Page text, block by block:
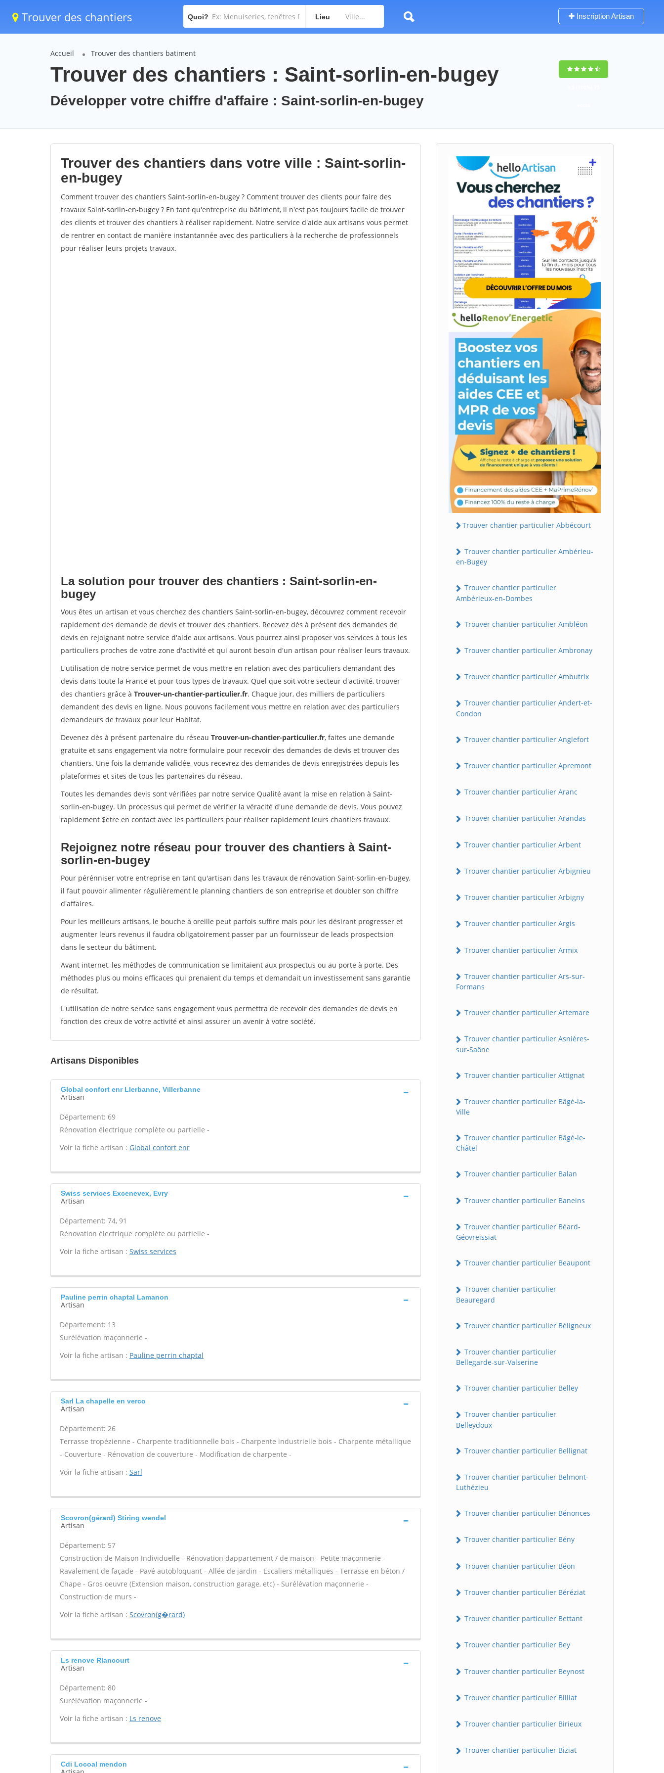
Trouver des chantiers Quoi? Lieu Inscription Artisan
Accueil Trouver des chantiers batiment
Trouver des chantiers : Saint-sorlin-en-bugey
Développer votre chiffre d'affaire : Saint-sorlin-en-bugey
Trouver des chantiers dans votre ville : Saint-sorlin-
en-bugey
Comment trouver des chantiers Saint-sorlin-en-bugey ? Comment trouver des clients pour faire des
travaux Saint-sorlin-en-bugey ? En tant qu'entreprise du bâtiment, il n'est pas toujours facile de trouver
des clients et trouver des chantiers à réaliser rapidement. Notre service d'aide aux artisans vous permet
de rentrer en contact de manière instantannée avec des particuliers à la recherche de professionnels
pour réaliser leurs projets travaux.
La solution pour trouver des chantiers : Saint-sorlin-en-
bugey
Vous êtes un artisan et vous cherchez des chantiers Saint-sorlin-en-bugey, découvrez comment recevoir
rapidement des demande de devis et trouver des chantiers. Recevez dès à présent des demandes de
devis en rejoignant notre service d'aide aux artisans. Vous pourrez ainsi proposer vos services à tous les
particuliers proches de votre zone d'activité et qui auront besoin d'un artisan pour réaliser leurs travaux.
L'utilisation de notre service permet de vous mettre en relation avec des particuliers demandant des
devis dans toute la France et pour tous types de travaux. Quel que soit votre secteur d'activité, trouver
des chantiers grâce à Trouver-un-chantier-particulier.fr. Chaque jour, des milliers de particuliers
demandent des devis en ligne. Nous pouvons facilement vous mettre en relation avec des particuliers
demandeurs de travaux pour leur Habitat.
Devenez dès à présent partenaire du réseau Trouver-un-chantier-particulier.fr, faites une demande
gratuite et sans engagement via notre formulaire pour recevoir des demandes de devis et trouver des
chantiers. Une fois la demande validée, vous recevrez des demandes de devis enregistrées depuis les
plateformes et sites de tous les partenaires du réseau.
Toutes les demandes devis sont vérifiées par notre service Qualité avant la mise en relation à Saint-
sorlin-en-bugey. Un processus qui permet de vérifier la véracité d'une demande de devis. Vous pouvez
rapidement $etre en contact avec les particuliers pour réaliser rapidement leurs chantiers travaux.
Rejoignez notre réseau pour trouver des chantiers à Saint-
sorlin-en-bugey
Pour pérénniser votre entreprise en tant qu'artisan dans les travaux de rénovation Saint-sorlin-en-bugey,
il faut pouvoir alimenter régulièrement le planning chantiers de son entreprise et doubler son chiffre
d'affaires.
Pour les meilleurs artisans, le bouche à oreille peut parfois suffire mais pour les désirant progresser et
augmenter leurs revenus il faudra obligatoirement passer par un fournisseur de leads prospectsion
dans le secteur du bâtiment.
Avant internet, les méthodes de communication se limitaient aux prospectus ou au porte à porte. Des
méthodes plus ou moins efficaces qui prenaient du temps et demandait un investissement sans garantie
de résultat.
L'utilisation de notre service sans engagement vous permettra de recevoir des demandes de devis en
fonction des creux de votre activité et ainsi assurer un avenir à votre société.
Artisans Disponibles
Global confort enr Llerbanne, Villerbanne
Artisan
Département: 69
Rénovation électrique complète ou partielle -
Voir la fiche artisan : Global confort enr
Swiss services Excenevex, Evry
Artisan
Département: 74, 91
Rénovation électrique complète ou partielle -
Voir la fiche artisan : Swiss services
Pauline perrin chaptal Lamanon
Artisan
Département: 13
Surélévation maçonnerie -
Voir la fiche artisan : Pauline perrin chaptal
Sarl La chapelle en verco
Artisan
Département: 26
Terrasse tropézienne - Charpente traditionnelle bois - Charpente industrielle bois - Charpente métallique
- Couverture - Rénovation de couverture - Modification de charpente -
Voir la fiche artisan : Sarl
Scovron(gérard) Stiring wendel
Artisan
Département: 57
Construction de Maison Individuelle - Rénovation dappartement / de maison - Petite maçonnerie -
Ravalement de façade - Pavé autobloquant - Allée de jardin - Escaliers métalliques - Terrasse en béton /
Chape - Gros oeuvre (Extension maison, construction garage, etc) - Surélévation maçonnerie -
Construction de murs -
Voir la fiche artisan : Scovron(g�rard)
Ls renove Rlancourt
Artisan
Département: 80
Surélévation maçonnerie -
Voir la fiche artisan : Ls renove
Cdi Locoal mendon
Trouver chantier particulier Abbécourt
Trouver chantier particulier Ambérieu-
en-Bugey
Trouver chantier particulier
Ambérieux-en-Dombes
Trouver chantier particulier Ambléon
Trouver chantier particulier Ambronay
Trouver chantier particulier Ambutrix
Trouver chantier particulier Andert-et-
Condon
Trouver chantier particulier Anglefort
Trouver chantier particulier Apremont
Trouver chantier particulier Aranc
Trouver chantier particulier Arandas
Trouver chantier particulier Arbent
Trouver chantier particulier Arbignieu
Trouver chantier particulier Arbigny
Trouver chantier particulier Argis
Trouver chantier particulier Armix
Trouver chantier particulier Ars-sur-
Formans
Trouver chantier particulier Artemare
Trouver chantier particulier Asnières-
sur-Saône
Trouver chantier particulier Attignat
Trouver chantier particulier Bâgé-la-
Ville
Trouver chantier particulier Bâgé-le-
Châtel
Trouver chantier particulier Balan
Trouver chantier particulier Baneins
Trouver chantier particulier Béard-
Géovreissiat
Trouver chantier particulier Beaupont
Trouver chantier particulier
Beauregard
Trouver chantier particulier Béligneux
Trouver chantier particulier
Bellegarde-sur-Valserine
Trouver chantier particulier Belley
Trouver chantier particulier
Belleydoux
Trouver chantier particulier Bellignat
Trouver chantier particulier Belmont-
Luthézieu
Trouver chantier particulier Bénonces
Trouver chantier particulier Bény
Trouver chantier particulier Béon
Trouver chantier particulier Béréziat
Trouver chantier particulier Bettant
Trouver chantier particulier Bey
Trouver chantier particulier Beynost
Trouver chantier particulier Billiat
Trouver chantier particulier Birieux
Trouver chantier particulier Biziat